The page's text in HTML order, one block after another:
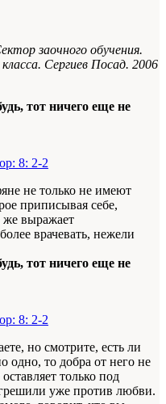
заочного обучения.
Сергиев Посад. 2006
тот ничего еще не
8: 2-2
не только не имеют
приписывая себе,
же выражает
врачевать, нежели
тот ничего еще не
8: 2-2
но смотрите, есть ли
одно, то добра от него не
только под
уже против любви.